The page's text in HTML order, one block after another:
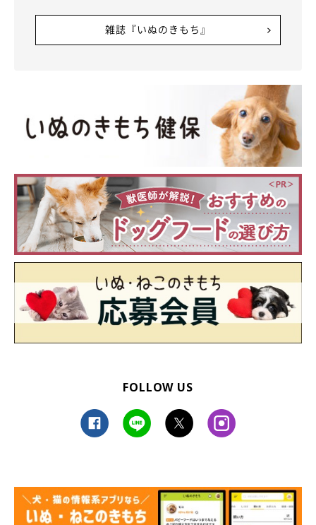
雑誌『いぬのきもち』
FOLLOW US